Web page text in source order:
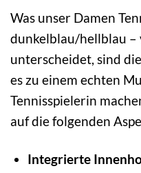
Was unser Damen
dunkelblau/hellblau –
unterscheidet, sind
es zu einem echten
Tennisspielerin
auf die folgenden
Integrierte